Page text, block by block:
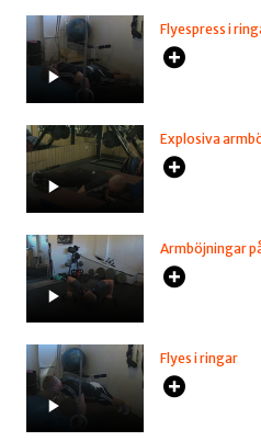
Flyespress i
Explosiva
Armböjningar
Flyes i ringar